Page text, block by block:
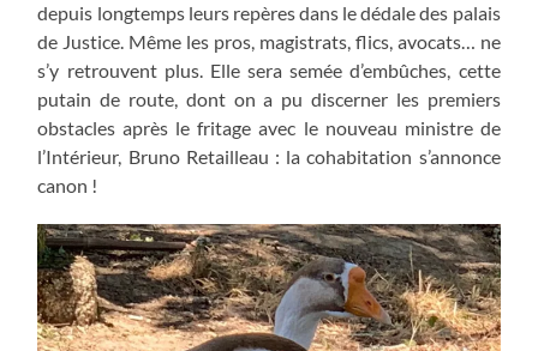
depuis longtemps leurs repères dans le dédale des palais
de Justice. Même les pros, magistrats, flics, avocats… ne
s’y retrouvent plus. Elle sera semée d’embûches, cette
putain de route, dont on a pu discerner les premiers
obstacles après le fritage avec le nouveau ministre de
l’Intérieur, Bruno Retailleau : la cohabitation s’annonce
canon !